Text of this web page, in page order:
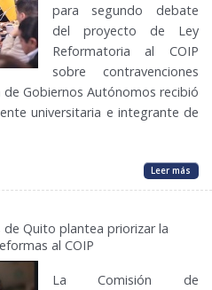
para segundo debate
del proyecto de Ley
Reformatoria al COIP
sobre contravenciones
Gobiernos Autónomos recibió
universitaria e integrante de
Leer más
Quito plantea priorizar la
al COIP
La Comisión de